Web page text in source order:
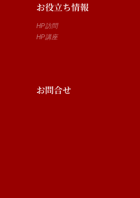
お役立ち情報
HP訪問
HP講座
お問合せ